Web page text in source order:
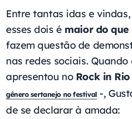
Entre tantas idas e
esses dois é maior do que
fazem questão de
nas redes sociais.
apresentou no Rock in Rio
gênero sertanejo no festival-,
de se declarar à amada: